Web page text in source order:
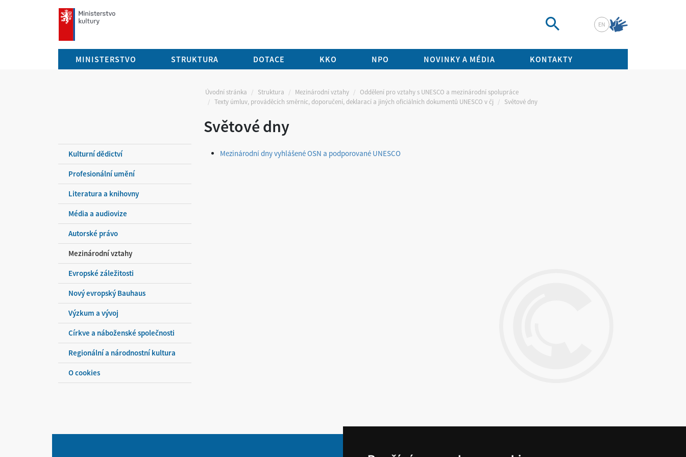
mkcr.cz
EN
MINISTERSTVO STRUKTURA DOTACE KKO NPO NOVINKY A MÉDIA KONTAKTY
Úvodní stránka Struktura Mezinárodní vztahy
Oddělení pro vztahy s UNESCO a mezinárodní spolupráce
Texty úmluv, prováděcích směrnic, doporučení, deklarací a jiných oficiálních dokumentů UNESCO v čj
Světové dny
Světové dny
Kulturní dědictví
Profesionální umění
Literatura a knihovny
Média a audiovize
Autorské právo
Mezinárodní vztahy
Evropské záležitosti
Nový evropský Bauhaus
Výzkum a vývoj
Církve a náboženské společnosti
Regionální a národnostní kultura
O cookies
Mezinárodní dny vyhlášené OSN a podporované UNESCO